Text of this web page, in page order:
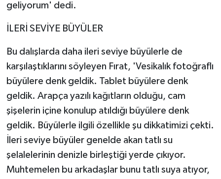
geliyorum' dedi.
İLERİ SEVİYE BÜYÜLER
Bu dalışlarda daha ileri seviye büyülerle de
karşılaştıklarını söyleyen Fırat, 'Vesikalık fotoğraflı
büyülere denk geldik. Tablet büyülere denk
geldik. Arapça yazılı kağıtların olduğu, cam
şişelerin içine konulup atıldığı büyülere denk
geldik. Büyülerle ilgili özellikle şu dikkatimizi çekti.
İleri seviye büyüler genelde akan tatlı su
şelalelerinin denizle birleştiği yerde çıkıyor.
Muhtemelen bu arkadaşlar bunu tatlı suya atıyor,